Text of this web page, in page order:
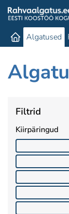
Algatused
Filtrid
Kiirpäringud